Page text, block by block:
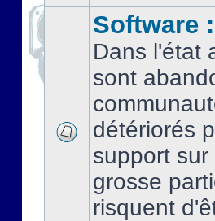
Software
Dans l'état
sont
détériorés
support
grosse
risquent